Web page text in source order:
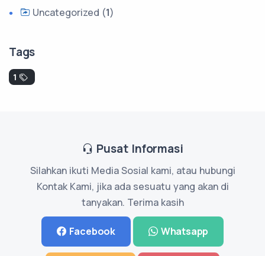
Uncategorized (1)
Tags
1
Pusat Informasi
Silahkan ikuti Media Sosial kami, atau hubungi
Kontak Kami, jika ada sesuatu yang akan di
tanyakan. Terima kasih
Facebook Whatsapp